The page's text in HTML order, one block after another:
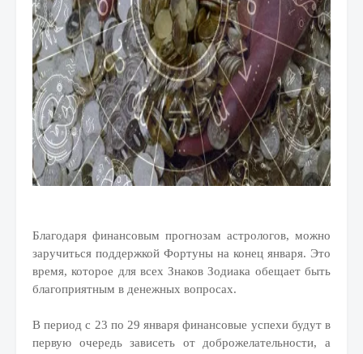
Благодаря финансовым прогнозам астрологов, можно
заручиться поддержкой Фортуны на конец января. Это
время, которое для всех Знаков Зодиака обещает быть
благоприятным в денежных вопросах.
В период с 23 по 29 января финансовые успехи будут в
первую очередь зависеть от доброжелательности, а